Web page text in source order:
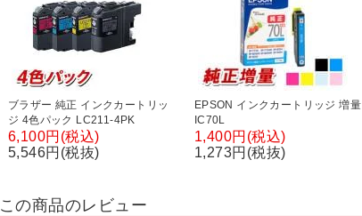
ブラザー 純正 インクカートリッ
ジ 4色パック LC211-4PK
6,100円(税込)
5,546円(税抜)
EPSON インクカートリッジ 増量
IC70L
1,400円(税込)
1,273円(税抜)
この商品のレビュー